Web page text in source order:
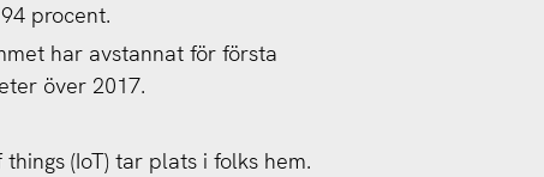
procent.
har avstannat för första
över 2017.
(IoT) tar plats i folks hem.